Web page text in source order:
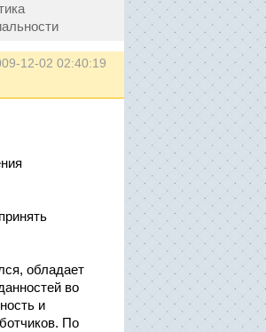
12-02 02:40:19
обладает
во
и
По